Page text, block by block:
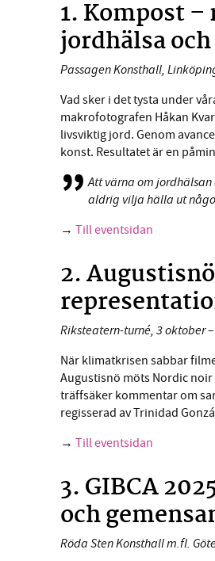
1. Kompost
jordhälsa
Passagen Konsthall,
Vad sker i det tysta under
makrofotografen Håkan
livsviktig jord. Genom
konst. Resultatet är en
Att värna om
aldrig vilja hälla ut
→ Till eventsidan
2.
Riksteatern-turné, 3 oktober
När klimatkrisen sabbar
Augustisnö möts Nordic
träffsäker kommentar om
regisserad av Trinidad
→ Till eventsidan
3. GIBCA
och
Röda Sten Konsthall m.fl.